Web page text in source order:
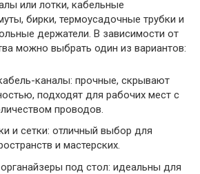
или лотки, кабельные
бирки, термоусадочные трубки и
держатели. В зависимости от
можно выбрать один из вариантов:
каналы: прочные, скрывают
подходят для рабочих мест с
проводов.
и сетки: отличный выбор для
и мастерских.
под стол: идеальны для